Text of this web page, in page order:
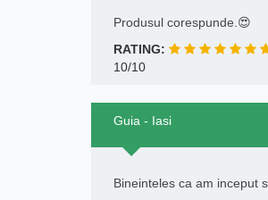
Produsul corespunde.😍
RATING:
10/10
Guia - Iasi
Bineinteles ca am inceput